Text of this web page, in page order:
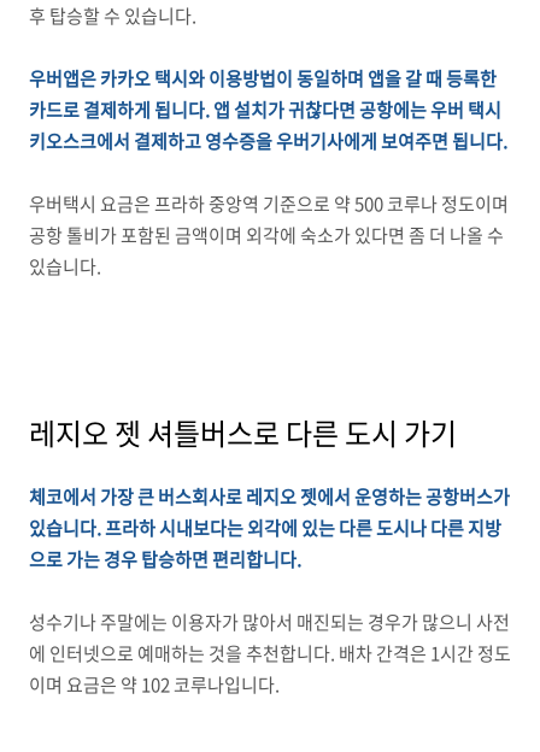
후 탑승할 수 있습니다.
우버앱은 카카오 택시와 이용방법이 동일하며 앱을 갈 때 등록한
카드로 결제하게 됩니다. 앱 설치가 귀찮다면 공항에는 우버 택시
키오스크에서 결제하고 영수증을 우버기사에게 보여주면 됩니다.
우버택시 요금은 프라하 중앙역 기준으로 약 500 코루나 정도이며
공항 톨비가 포함된 금액이며 외각에 숙소가 있다면 좀 더 나올 수
있습니다.
레지오 젯 셔틀버스로 다른 도시 가기
체코에서 가장 큰 버스회사로 레지오 젯에서 운영하는 공항버스가
있습니다. 프라하 시내보다는 외각에 있는 다른 도시나 다른 지방
으로 가는 경우 탑승하면 편리합니다.
성수기나 주말에는 이용자가 많아서 매진되는 경우가 많으니 사전
에 인터넷으로 예매하는 것을 추천합니다. 배차 간격은 1시간 정도
이며 요금은 약 102 코루나입니다.